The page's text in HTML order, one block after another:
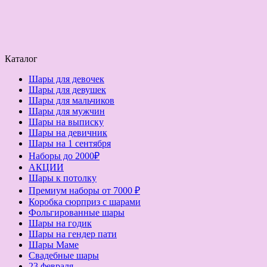
Каталог
Шары для девочек
Шары для девушек
Шары для мальчиков
Шары для мужчин
Шары на выписку
Шары на девичник
Шары на 1 сентября
Наборы до 2000₽
АКЦИИ
Шары к потолку
Премиум наборы от 7000 ₽
Коробка сюрприз с шарами
Фольгированные шары
Шары на годик
Шары на гендер пати
Шары Маме
Свадебные шары